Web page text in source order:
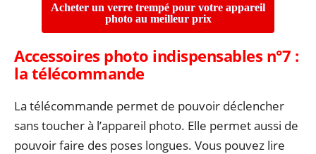
Acheter un verre trempé pour votre appareil
photo au meilleur prix
Accessoires photo indispensables n°7 :
la télécommande
La télécommande permet de pouvoir déclencher
sans toucher à l’appareil photo. Elle permet aussi de
pouvoir faire des poses longues. Vous pouvez lire